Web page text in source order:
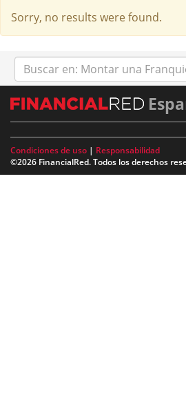
Sorry, no results were found.
Buscar
en:
Condiciones de uso | Responsabilidad
©2026 FinancialRed. Todos los derechos